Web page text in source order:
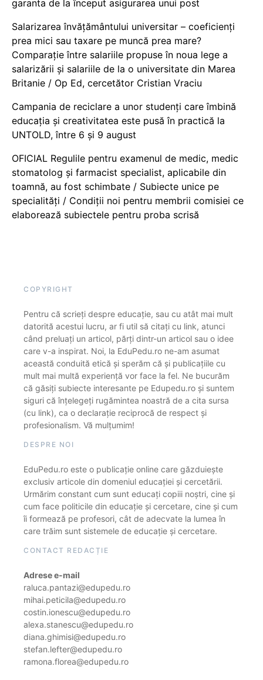
garanta de la început asigurarea unui post
Salarizarea învățământului universitar – coeficienți
prea mici sau taxare pe muncă prea mare?
Comparație între salariile propuse în noua lege a
salarizării și salariile de la o universitate din Marea
Britanie / Op Ed, cercetător Cristian Vraciu
Campania de reciclare a unor studenți care îmbină
educația și creativitatea este pusă în practică la
UNTOLD, între 6 și 9 august
OFICIAL Regulile pentru examenul de medic, medic
stomatolog și farmacist specialist, aplicabile din
toamnă, au fost schimbate / Subiecte unice pe
specialități / Condiții noi pentru membrii comisiei ce
elaborează subiectele pentru proba scrisă
COPYRIGHT
Pentru că scrieți despre educație, sau cu atât mai mult
datorită acestui lucru, ar fi util să citați cu link, atunci
când preluați un articol, părți dintr-un articol sau o idee
care v-a inspirat. Noi, la EduPedu.ro ne-am asumat
această conduită etică și sperăm că și publicațiile cu
mult mai multă experiență vor face la fel. Ne bucurăm
că găsiți subiecte interesante pe Edupedu.ro și suntem
siguri că înțelegeți rugămintea noastră de a cita sursa
(cu link), ca o declarație reciprocă de respect și
profesionalism. Vă mulțumim!
DESPRE NOI
EduPedu.ro este o publicație online care găzduiește
exclusiv articole din domeniul educației și cercetării.
Urmărim constant cum sunt educați copiii noștri, cine și
cum face politicile din educație și cercetare, cine și cum
îi formează pe profesori, cât de adecvate la lumea în
care trăim sunt sistemele de educație și cercetare.
CONTACT REDACȚIE
Adrese e-mail
raluca.pantazi@edupedu.ro
mihai.peticila@edupedu.ro
costin.ionescu@edupedu.ro
alexa.stanescu@edupedu.ro
diana.ghimisi@edupedu.ro
stefan.lefter@edupedu.ro
ramona.florea@edupedu.ro